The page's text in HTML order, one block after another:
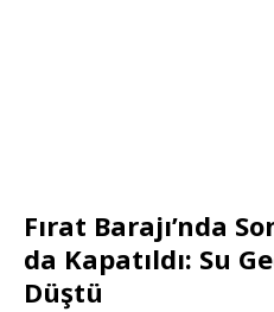
Fırat Barajı’nda
da Kapatıldı: Su
Düştü